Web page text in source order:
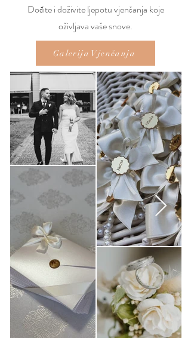
Dođite i doživite ljepotu vjenčanja koje
oživljava vaše snove.
Galerija Vjenčanja